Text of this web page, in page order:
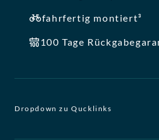
fahrfertig montiert³
100 Tage
Dropdown zu Qucklinks